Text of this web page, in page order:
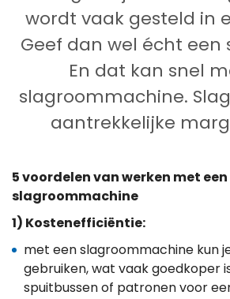
wordt vaak gesteld in
Geef dan wel écht een
En dat kan snel
slagroommachine.
aantrekkelijke
5 voordelen van werken met
slagroommachine
1) Kostenefficiëntie:
met een slagroommachine kun
gebruiken, wat vaak goedkoper
spuitbussen of patronen voor